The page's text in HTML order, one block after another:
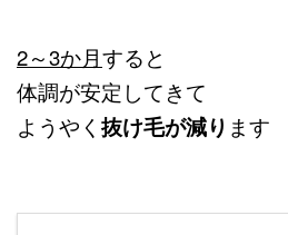
2～3か月すると
体調が安定してきて
ようやく 抜け毛が減り ます